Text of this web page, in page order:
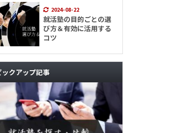
2024-08-22
就活塾の目的ごとの選
び方＆有効に活用する
コツ
ックアップ記事